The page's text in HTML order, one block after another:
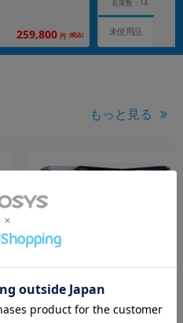
259,800 円 (税込)
在庫数：14
未使用品
もっと見る
Galaxy Z Fold5 SCG22 アイ